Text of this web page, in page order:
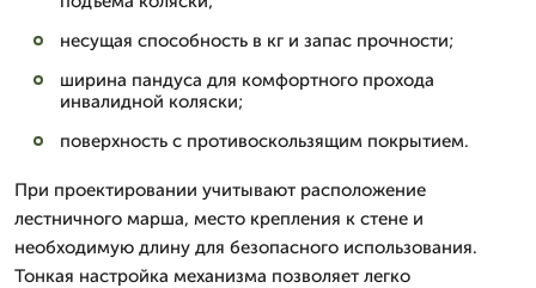
несущая способность в кг и запас прочности;
ширина пандуса для комфортного прохода
инвалидной коляски;
поверхность с противоскользящим покрытием.
При проектировании учитывают расположение
лестничного марша, место крепления к стене и
необходимую длину для безопасного использования.
Тонкая настройка механизма позволяет легко